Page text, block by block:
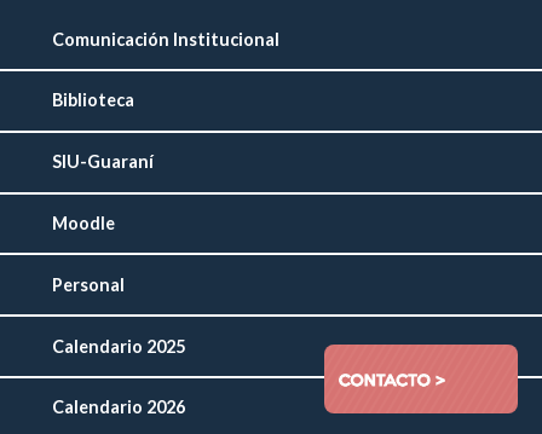
Comunicación Institucional
Biblioteca
SIU-Guaraní
Moodle
Personal
Calendario 2025
Calendario 2026